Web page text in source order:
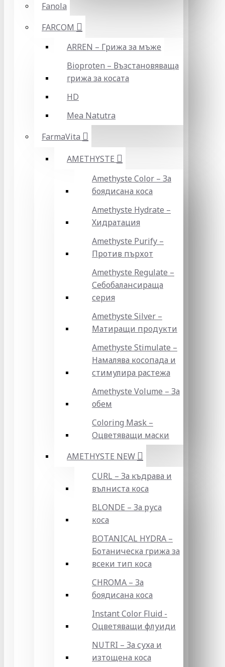
Fanola
FARCOM
ARREN – Грижа за мъже
Bioproten – Възстановяваща
грижа за косата
HD
Mea Natutra
FarmaVita
AMETHYSTE
Amethyste Color – За
боядисана коса
Amethyste Hydrate –
Хидратация
Amethyste Purify –
Против пърхот
Amethyste Regulate –
Себобалансираща
серия
Amethyste Silver –
Матиращи продукти
Amethyste Stimulate –
Намалява косопада и
стимулира растежа
Amethyste Volume – За
обем
Coloring Mask –
Оцветяващи маски
AMETHYSTE NEW
CURL – За къдрава и
вълниста коса
BLONDE – За руса
коса
BOTANICAL HYDRA –
Ботаническа грижа за
всеки тип коса
CHROMA – За
боядисана коса
Instant Color Fluid -
Оцветяващи флуиди
NUTRI – За суха и
изтощена коса